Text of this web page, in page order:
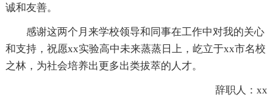
诚和友善。
感谢这两个月来学校领导和同事在工作中对我的关心
和支持，祝愿xx实验高中未来蒸蒸日上，屹立于xx市名校
之林，为社会培养出更多出类拔萃的人才。
辞职人：xx